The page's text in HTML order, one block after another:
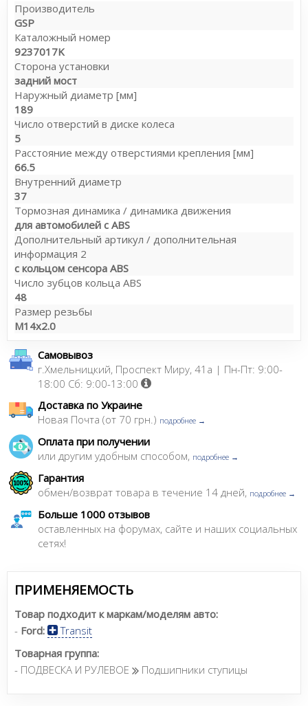
Производитель
GSP
Каталожный номер
9237017K
Сторона установки
задний мост
Наружный диаметр [мм]
189
Число отверстий в диске колеса
5
Расстояние между отверстиями крепления [мм]
66.5
Внутренний диаметр
37
Тормозная динамика / динамика движения
для автомобилей с ABS
Дополнительный артикул / дополнительная
информация 2
с кольцом сенсора ABS
Число зубцов кольца ABS
48
Размер резьбы
M14x2.0
Самовывоз
г.Хмельницкий, Проспект Миру, 41а | Пн-Пт: 9:00-
18:00 Сб: 9:00-13:00
Доставка по Украине
Новая Почта (от 70 грн.) подробнее →
Оплата при получении
или другим удобным способом, подробнее →
Гарантия
обмен/возврат товара в течение 14 дней, подробнее →
Больше 1000 отзывов
оставленных на форумах, сайте и наших социальных
сетях!
ПРИМЕНЯЕМОСТЬ
Товар подходит к маркам/моделям авто:
- Ford:
Transit
Товарная группа:
- ПОДВЕСКА И РУЛЕВОЕ
Подшипники ступицы